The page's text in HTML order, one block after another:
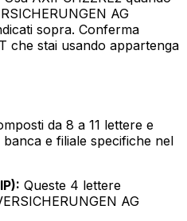
AG
sopra. Conferma
che stai usando appartenga
da 8 a 11 lettere e
e filiale specifiche nel
Queste 4 lettere
AG